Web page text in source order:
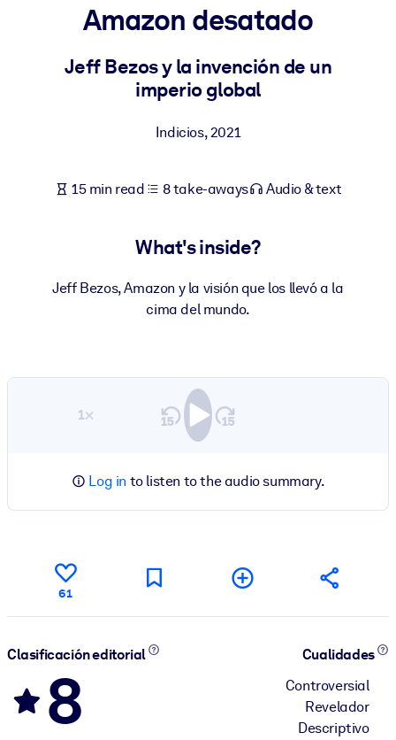
For LMS/LXP
Bring bite-sized, verified knowledge into your LMS/LXP for
For Corporate Libraries
knowledge.
Fuel your AI systems with reliable, structured knowledge to
Amazon desatado
Jeff Bezos y la invención de un
imperio global
Indicios,2021
15 min read 8 take-aways Audio & text
What's inside?
Jeff Bezos, Amazon y la visión que los llevó a la
cima del mundo.
1×
Log in to listen to the audio summary.
61
Clasificación editorial
8
Cualidades
Controversial
Revelador
Descriptivo